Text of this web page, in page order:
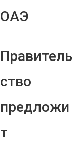
ОАЭ
Правитель
ство
предложи
т